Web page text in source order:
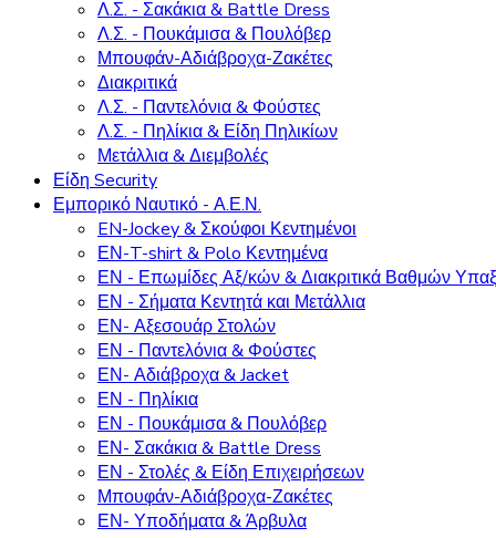
Λ.Σ. - Σακάκια & Battle Dress
Λ.Σ. - Πουκάμισα & Πουλόβερ
Μπουφάν-Αδιάβροχα-Ζακέτες
Διακριτικά
Λ.Σ. - Παντελόνια & Φούστες
Λ.Σ. - Πηλίκια & Είδη Πηλικίων
Μετάλλια & Διεμβολές
Είδη Security
Εμπορικό Ναυτικό - Α.Ε.Ν.
EN-Jockey & Σκούφοι Κεντημένοι
ΕΝ-T-shirt & Polo Κεντημένα
ΕΝ - Επωμίδες Αξ/κών & Διακριτικά Βαθμών
ΕΝ - Σήματα Κεντητά και Μετάλλια
ΕΝ- Αξεσουάρ Στολών
ΕΝ - Παντελόνια & Φούστες
ΕΝ- Αδιάβροχα & Jacket
ΕΝ - Πηλίκια
ΕΝ - Πουκάμισα & Πουλόβερ
ΕΝ- Σακάκια & Battle Dress
ΕΝ - Στολές & Είδη Επιχειρήσεων
Μπουφάν-Αδιάβροχα-Ζακέτες
ΕΝ- Υποδήματα & Άρβυλα